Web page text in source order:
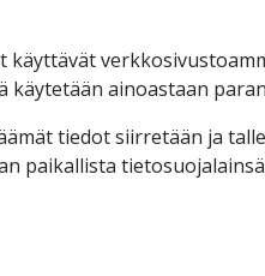
ainoastaan
tiedot siirretään ja
paikallista